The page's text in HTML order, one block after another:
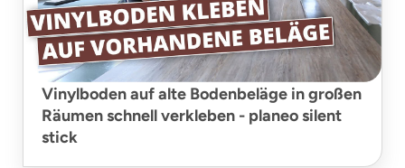
Vinylboden auf alte Bodenbeläge in großen
Räumen schnell verkleben - planeo silent
stick